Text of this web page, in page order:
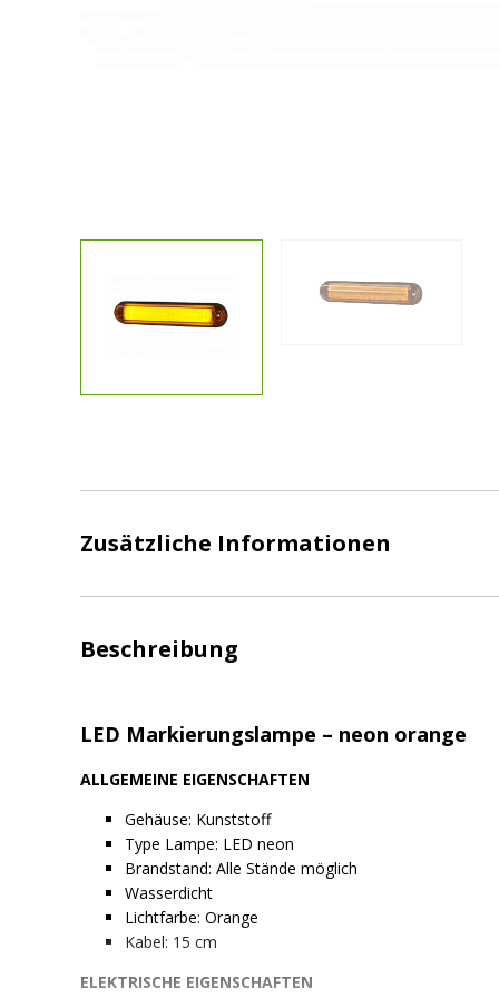
Zusätzliche Informationen
Beschreibung
LED Markierungslampe – neon orange
ALLGEMEINE EIGENSCHAFTEN
Gehäuse: Kunststoff
Type Lampe: LED neon
Brandstand: Alle Stände möglich
Wasserdicht
Lichtfarbe: Orange
Kabel: 15 cm
ELEKTRISCHE EIGENSCHAFTEN